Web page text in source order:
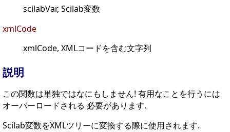
scilabVar, Scilab変数
xmlCode
xmlCode, XMLコードを含む文字列
説明
この関数は単独ではなにもしません! 有用なことを行うには
オーバーロードされる 必要があります.
Scilab変数をXMLツリーに変換する際に使用されます.